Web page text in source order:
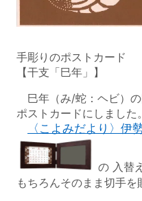
手彫りのポストカード
【干支「巳年」】
巳年（み/蛇：ヘビ）
ポストカードにしまし
〈こよみだより〉伊
の 入替
もちろんそのまま切手を